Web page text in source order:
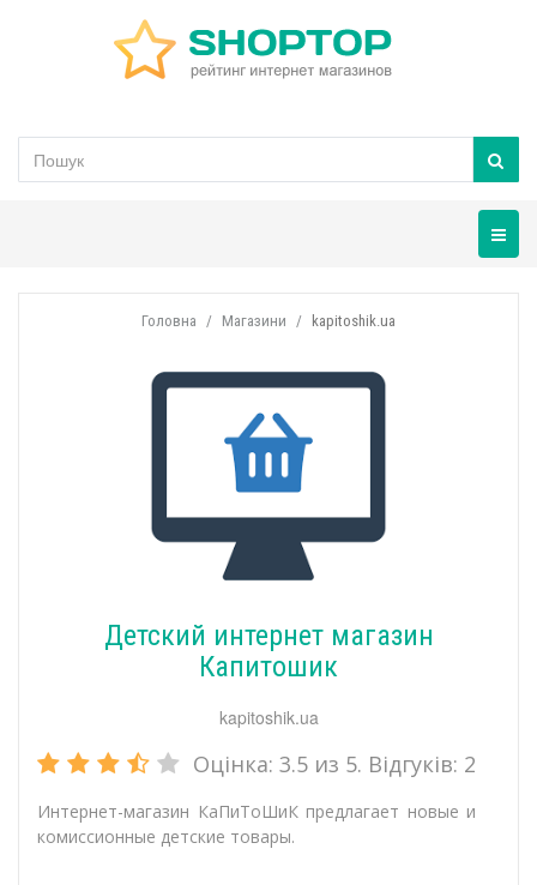
Головна Магазини kapitoshik.ua
Детский интернет магазин
Капитошик
kapitoshik.ua
Оцінка: 3.5 из 5. Відгуків: 2
Интернет-магазин КаПиТоШиК предлагает новые и
комиссионные детские товары.